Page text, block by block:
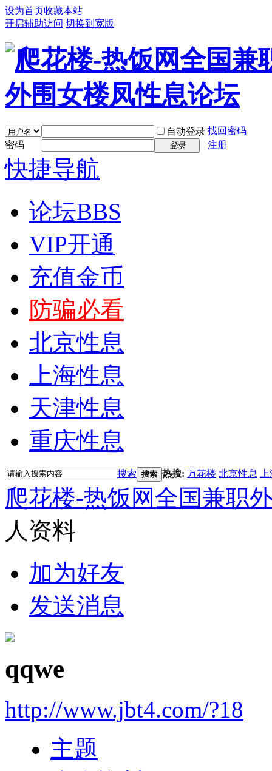
设为首页收藏本站
开启辅助访问 切换到宽版
自动登录 找回密码
密码
登录 注册
快捷导航
论坛BBS
VIP开通
充值金币
防骗必看
北京性息
上海性息
天津性息
重庆性息
搜索 搜索 热搜: 万花楼 北京性息
爬花楼-热饭网全国兼职
人资料
加为好友
发送消息
qqwe
http://www.jbt4.com/?18
主题